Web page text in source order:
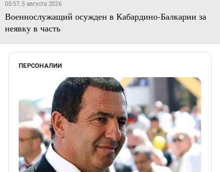
00:57, 5 августа 2026
Военнослужащий осужден в Кабардино-Балкарии за
неявку в часть
ПЕРСОНАЛИИ